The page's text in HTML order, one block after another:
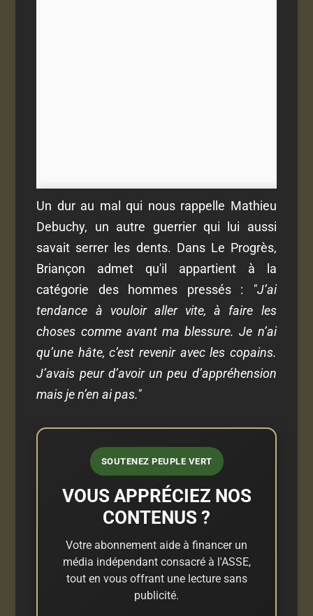
Un dur au mal qui nous rappelle Mathieu
Debuchy, un autre guerrier qui lui aussi
savait serrer les dents. Dans Le Progrès,
Briançon admet qu'il appartient à la
catégorie des hommes pressés : "J’ai
tendance à vouloir aller vite, à faire les
choses comme avant ma blessure. Je n’ai
qu’une hâte, c’est revenir avec les copains.
J’avais peur d’avoir un peu d’appréhension
mais je n’en ai pas."
SOUTENEZ PEUPLE VERT
VOUS APPRÉCIEZ NOS
CONTENUS ?
Votre abonnement aide à financer un
média indépendant consacré à l'ASSE,
tout en vous offrant une lecture sans
publicité.